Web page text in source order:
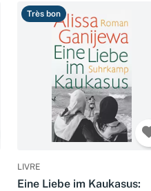
Très bon
LIVRE
Eine Liebe im Kaukasus: